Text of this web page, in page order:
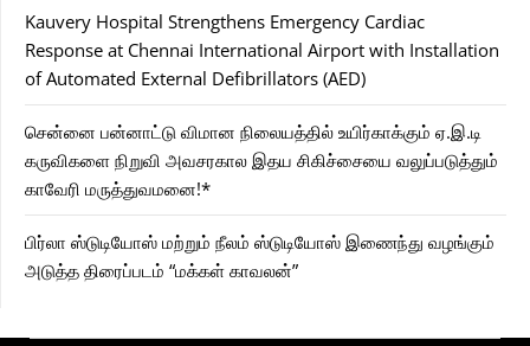
Kauvery Hospital Strengthens Emergency Cardiac
Response at Chennai International Airport with Installation
of Automated External Defibrillators (AED)
சென்னை பன்னாட்டு விமான நிலையத்தில் உயிர்காக்கும் ஏ.இ.டி
கருவிகளை நிறுவி அவசரகால இதய சிகிச்சையை வலுப்படுத்தும்
காவேரி மருத்துவமனை!*
பிர்லா ஸ்டுடியோஸ் மற்றும் நீலம் ஸ்டுடியோஸ் இணைந்து வழங்கும்
அடுத்த திரைப்படம் “மக்கள் காவலன்”